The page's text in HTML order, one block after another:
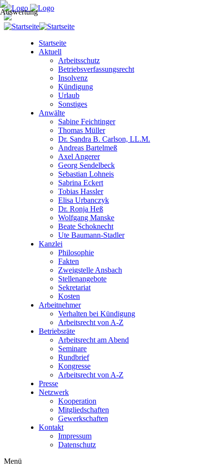
Startseite
Aktuell
Arbeitsschutz
Betriebsverfassungsrecht
Insolvenz
Kündigung
Urlaub
Sonstiges
Anwälte
Sabine Feichtinger
Thomas Müller
Dr. Sandra B. Carlson, LL.M.
Andreas Bartelmeß
Axel Angerer
Georg Sendelbeck
Sebastian Lohneis
Sabrina Eckert
Tobias Hassler
Elisa Urbanczyk
Dr. Ronja Heß
Wolfgang Manske
Beate Schoknecht
Ute Baumann-Stadler
Kanzlei
Philosophie
Fakten
Zweigstelle Ansbach
Stellenangebote
Sekretariat
Kosten
Arbeitnehmer
Verhalten bei Kündigung
Arbeitsrecht von A-Z
Betriebsräte
Arbeitsrecht am Abend
Seminare
Rundbrief
Kongresse
Arbeitsrecht von A-Z
Presse
Netzwerk
Kooperation
Mitgliedschaften
Gewerkschaften
Kontakt
Impressum
Datenschutz
Menü